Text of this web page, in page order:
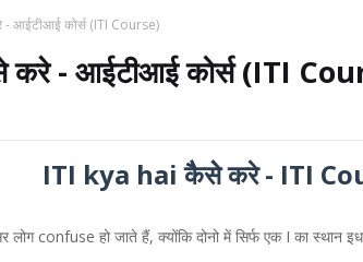
आईटीआई कोर्स (ITI Course)
- आईटीआई कोर्स (ITI
ITI kya hai कैैसेे करे - ITI
confuse हो जाते हैं, क्योंकि दोनो में सिर्फ एक I का स्थान